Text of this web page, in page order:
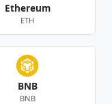
Ethereum
ETH
BNB
BNB